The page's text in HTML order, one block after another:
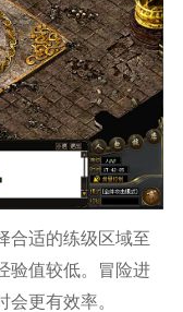
合适的练级区域至
验值较低。冒险进
更有效率。